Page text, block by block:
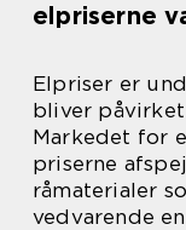
elpriserne
Elpriser er
bliver
Markedet for
priserne
råmaterialer
vedvarende